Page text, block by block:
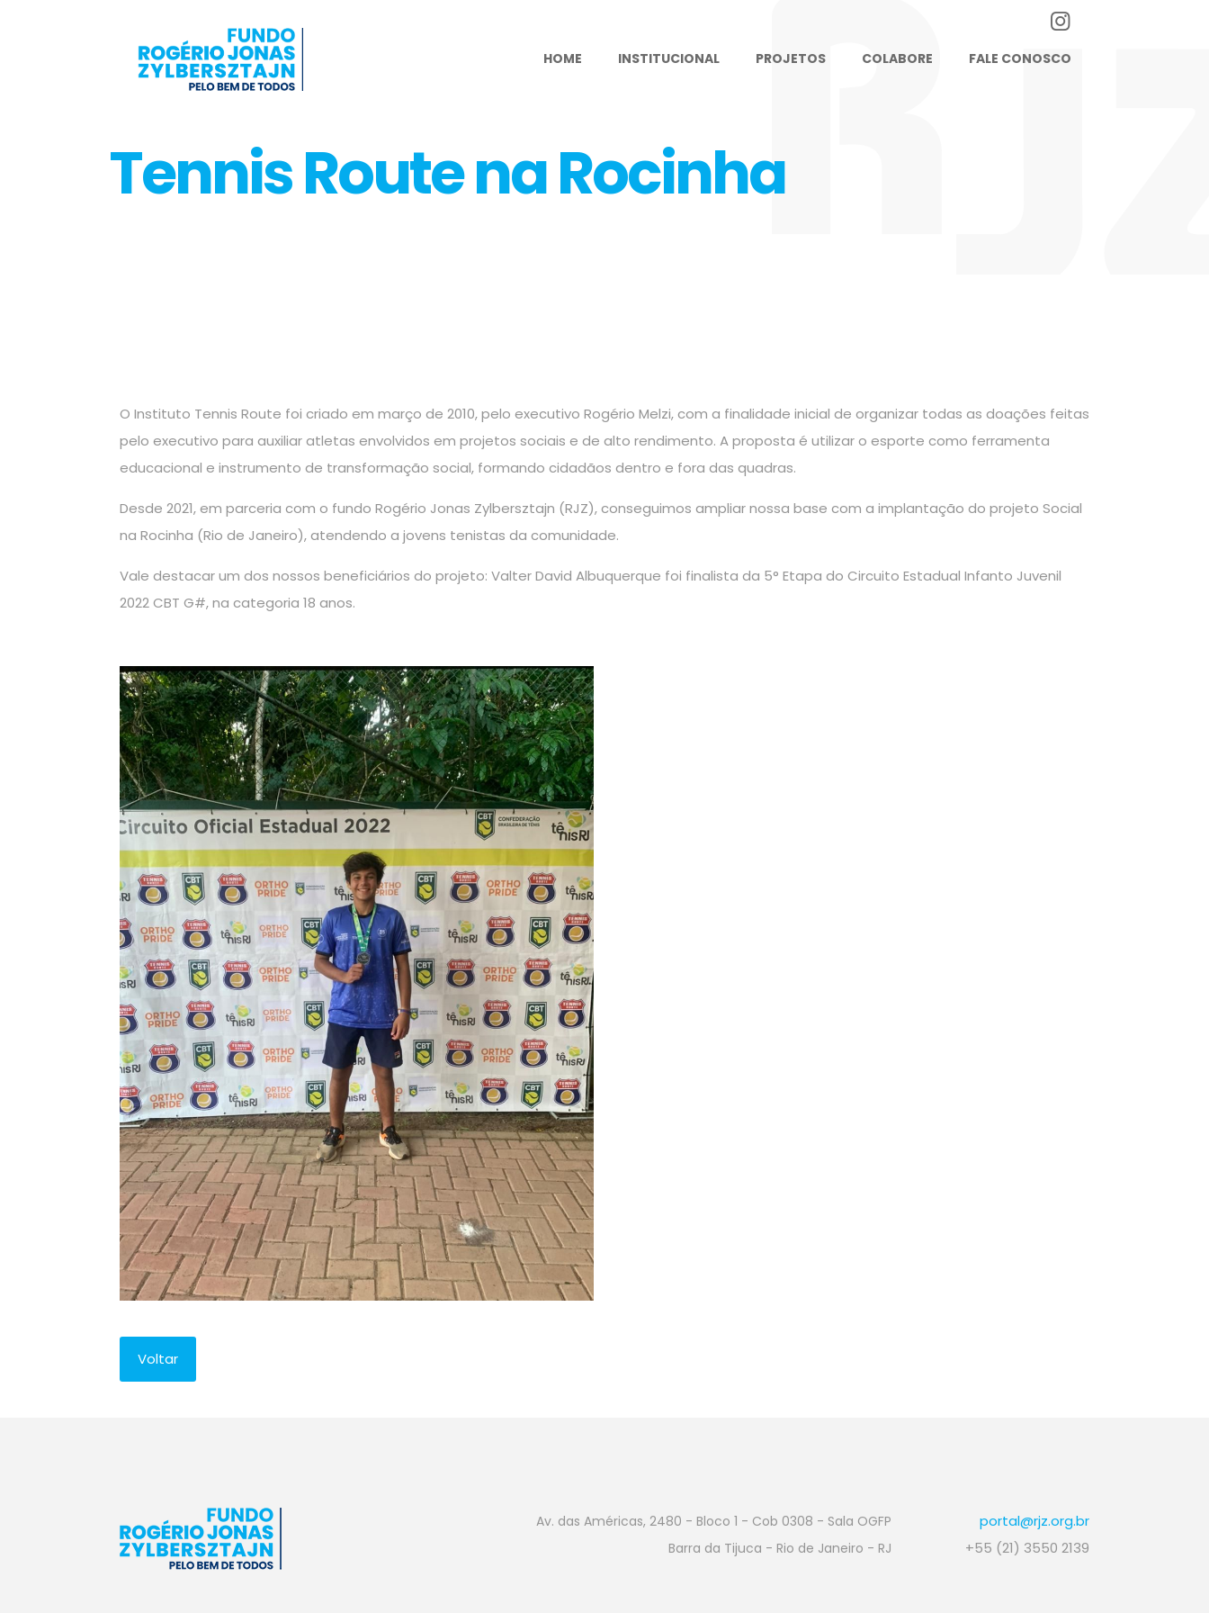
HOME INSTITUCIONAL PROJETOS COLABORE FALE CONOSCO
Tennis Route na Rocinha
O Instituto Tennis Route foi criado em março de 2010, pelo executivo Rogério Melzi, com a finalidade inicial de organizar todas as doações feitas
pelo executivo para auxiliar atletas envolvidos em projetos sociais e de alto rendimento. A proposta é utilizar o esporte como ferramenta
educacional e instrumento de transformação social, formando cidadãos dentro e fora das quadras.
Desde 2021, em parceria com o fundo Rogério Jonas Zylbersztajn (RJZ), conseguimos ampliar nossa base com a implantação do projeto Social
na Rocinha (Rio de Janeiro), atendendo a jovens tenistas da comunidade.
Vale destacar um dos nossos beneficiários do projeto: Valter David Albuquerque foi finalista da 5° Etapa do Circuito Estadual Infanto Juvenil
2022 CBT G#, na categoria 18 anos.
Voltar
Av. das Américas, 2480 - Bloco 1 - Cob 0308 - Sala OGFP
Barra da Tijuca - Rio de Janeiro - RJ
portal@rjz.org.br
+55 (21) 3550 2139